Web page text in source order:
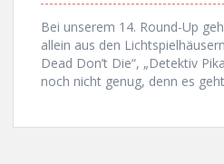
Bei unserem 14. Round-Up
allein aus den
Dead Don’t Die“, „Detektiv
noch nicht genug, denn es